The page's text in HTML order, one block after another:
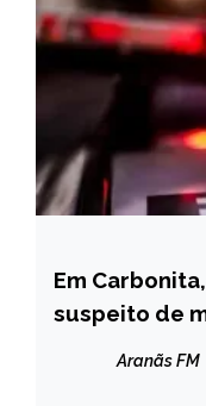
CAPELINHA
MINAS
Em
suspeito de
Aranãs FM